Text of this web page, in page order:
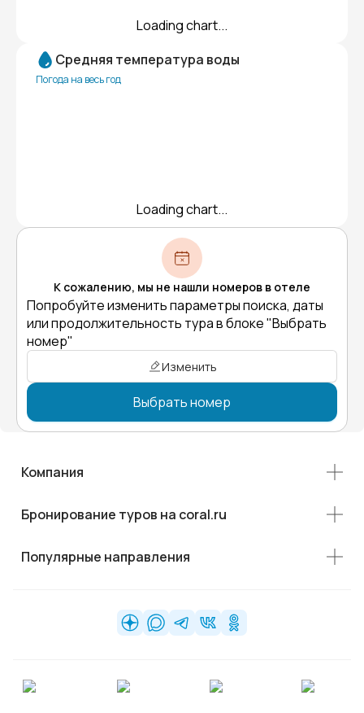
Loading chart...
Средняя температура воды
Погода на весь год
Loading chart...
К сожалению, мы не нашли номеров в отеле
Попробуйте изменить параметры поиска, даты
или продолжительность тура в блоке "Выбрать
номер"
Изменить
Выбрать номер
Компания
Бронирование туров на coral.ru
Популярные направления